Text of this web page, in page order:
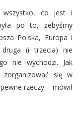
wszystko, co jest i
po to, żebyśmy
Polska, Europa i
(i trzecia) nie
nie wychodzi. Jak
zorganizować się w
rzeczy – mówił